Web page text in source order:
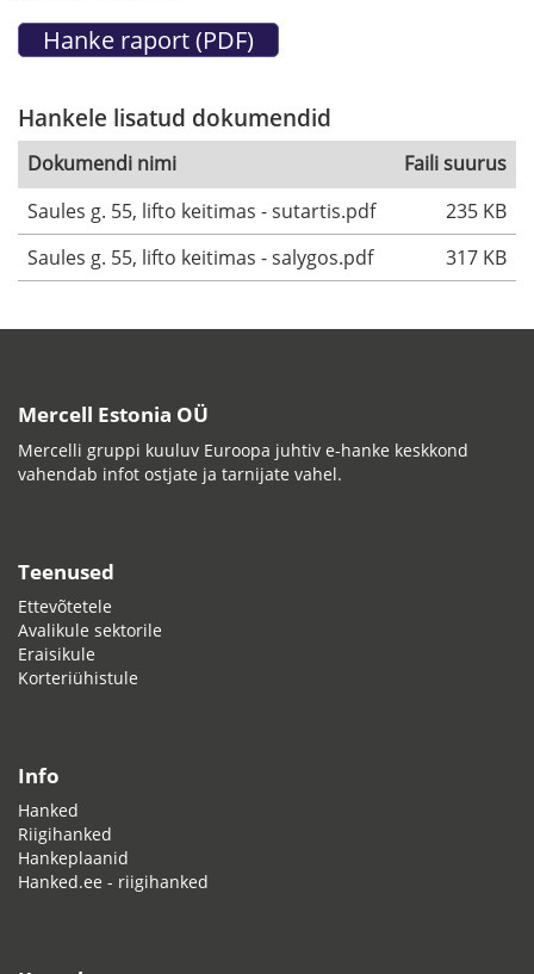
Hankele lisatud dokumendid
Dokumendi nimi
Faili suurus
Saules g. 55, lifto keitimas - sutartis.pdf
235 KB
Saules g. 55, lifto keitimas - salygos.pdf
317 KB
Mercell Estonia OÜ
Mercelli gruppi kuuluv Euroopa juhtiv e-hanke keskkond
vahendab infot ostjate ja tarnijate vahel.
Teenused
Ettevõtetele
Avalikule sektorile
Eraisikule
Korteriühistule
Info
Hanked
Riigihanked
Hankeplaanid
Hanked.ee - riigihanked